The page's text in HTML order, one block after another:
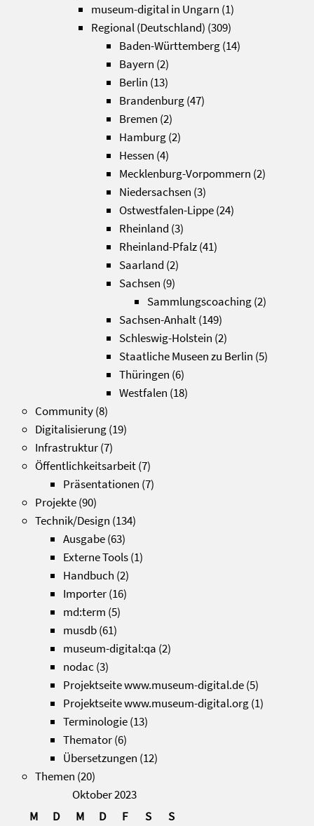
museum-digital in Ungarn (1)
Regional (Deutschland) (309)
Baden-Württemberg(14)
Bayern (2)
Berlin (13)
Brandenburg(47)
Bremen (2)
Hamburg(2)
Hessen (4)
Mecklenburg-Vorpommern (2)
Niedersachsen (3)
Ostwestfalen-Lippe(24)
Rheinland (3)
Rheinland-Pfalz(41)
Saarland (2)
Sachsen (9)
Sammlungscoaching(2)
Sachsen-Anhalt(149)
Schleswig-Holstein (2)
Staatliche Museen zu Berlin (5)
Thüringen (6)
Westfalen (18)
Community(8)
Digitalisierung(19)
Infrastruktur(7)
Öffentlichkeitsarbeit(7)
Präsentationen (7)
Projekte(90)
Technik/Design (134)
Ausgabe(63)
Externe Tools(1)
Handbuch (2)
Importer(16)
md:term (5)
musdb(61)
museum-digital:qa (2)
nodac (3)
Projektseite www.museum-digital.de(5)
Projektseite www.museum-digital.org(1)
Terminologie(13)
Themator(6)
Übersetzungen (12)
Themen (20)
Oktober 2023
M
D M D F S
S